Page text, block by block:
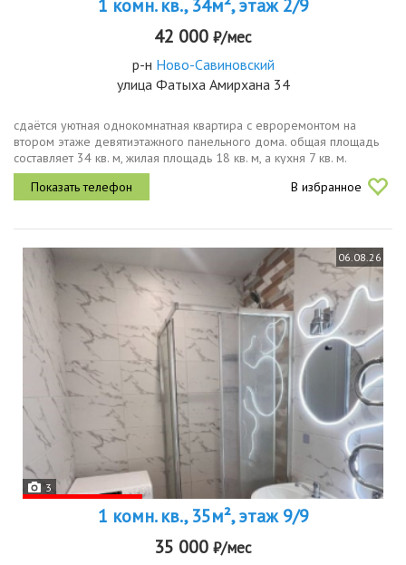
1 комн. кв., 34м², этаж 2/9
42 000 ₽/мес
р-н Ново-Савиновский
улица Фатыха Амирхана 34
сдаётся уютная однокомнатная квартира с евроремонтом на
втором этаже девятиэтажного панельного дома. общая площадь
составляет 34 кв. м, жилая площадь 18 кв. м, а кухня 7 кв. м.
квартира располагает одним совмещённым санузлом и балконом с
видом во...
В избранное
06.08.26
3
1 комн. кв., 35м², этаж 9/9
35 000 ₽/мес